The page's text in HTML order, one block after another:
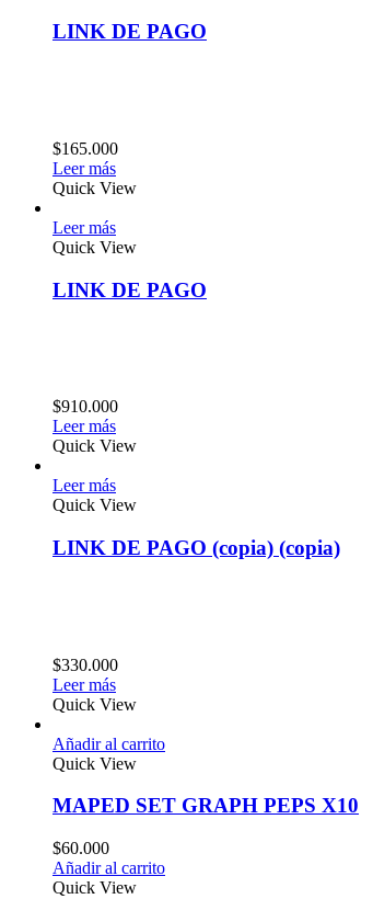
LINK DE PAGO
$165.000
Leer más
Quick View
Leer más
Quick View
LINK DE PAGO
$910.000
Leer más
Quick View
Leer más
Quick View
LINK DE PAGO (copia) (copia)
$330.000
Leer más
Quick View
Añadir al carrito
Quick View
MAPED SET GRAPH PEPS X10
$60.000
Añadir al carrito
Quick View